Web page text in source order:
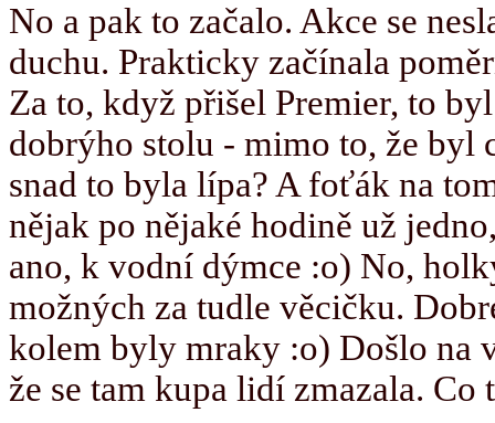
No a pak to začalo. Akce se
duchu. Prakticky začínala
Za to, když přišel Premier, to
dobrýho stolu - mimo to, že byl
snad to byla lípa? A foťák na
nějak po nějaké hodině už
ano, k vodní dýmce :o) No,
možných za tudle věcičku.
kolem byly mraky :o) Došlo na
že se tam kupa lidí zmazala.